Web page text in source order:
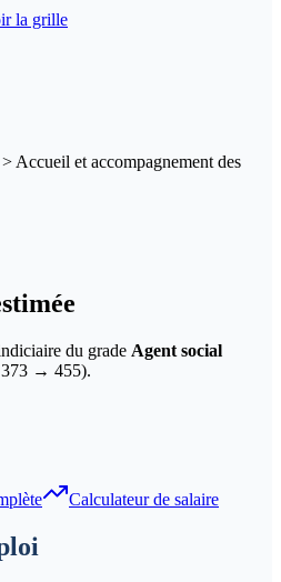
la grille
Accueil et accompagnement des
du grade Agent social
373 → 455).
Calculateur de salaire